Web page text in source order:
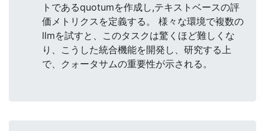
トであるquotumを作成し,テキストベースの評
価メトリクスを定義する。 様々な環境で複数の
llmを試すと、このタスクは驚くほど難しくな
り、こうした統合機能を開発し、研究する上
で、クォータサムの重要性が示される。